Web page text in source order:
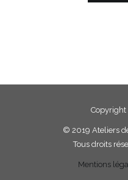
Copyright
© 2019 Ateliers
Tous droits
Mentions